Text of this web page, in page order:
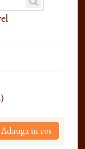
Adauga in cos